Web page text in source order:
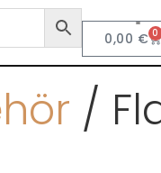
0,00 € 0
/